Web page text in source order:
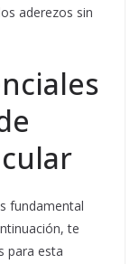
aderezos sin
fundamental
te
para esta